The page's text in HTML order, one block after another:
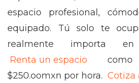
espacio profesional,
equipado. Tú solo te
realmente importa
Renta un espacio
como
$250.oomxn por hora. Cotiza